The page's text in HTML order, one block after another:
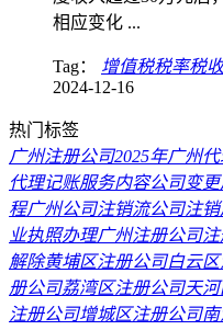
相应变化 ...
Tag： 增值税税率税
2024-12-16
热门标签
广州注册公司2025年广州
代理记账服务内容公司变更
程广州公司注销流公司注销
业执照办理广州注册公司注
解除黄埔区注册公司白云
册公司荔湾区注册公司天
注册公司增城区注册公司南